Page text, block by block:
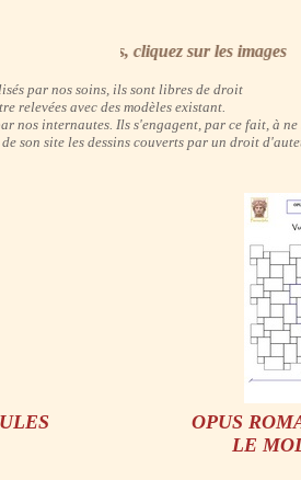
les fiches techniques, cliquez sur les images
par nos soins, ils sont libres de droit
relevées avec des modèles existant.
nos internautes. Ils s'engagent, par ce fait, à
son site les dessins couverts par un droit
OPUS
LE